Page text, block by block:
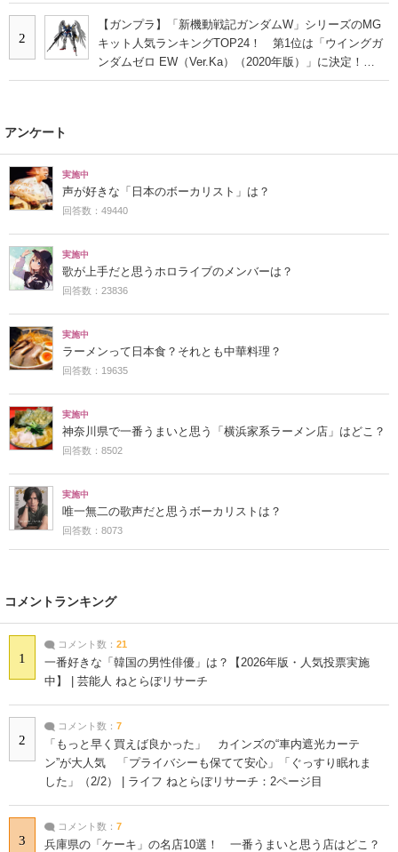
2
【ガンプラ】「新機動戦記ガンダムW」シリーズのMG
キット人気ランキングTOP24！ 第1位は「ウイングガ
ンダムゼロ EW（Ver.Ka）（2020年版）」に決定！
【2021年最新投票結果】
アンケート
実施中
声が好きな「日本のボーカリスト」は？
回答数：49440
実施中
歌が上手だと思うホロライブのメンバーは？
回答数：23836
実施中
ラーメンって日本食？それとも中華料理？
回答数：19635
実施中
神奈川県で一番うまいと思う「横浜家系ラーメン店」はどこ？
回答数：8502
実施中
唯一無二の歌声だと思うボーカリストは？
回答数：8073
コメントランキング
1
コメント数： 21
一番好きな「韓国の男性俳優」は？【2026年版・人気投票実施
中】 | 芸能人 ねとらぼリサーチ
2
コメント数： 7
「もっと早く買えば良かった」 カインズの“車内遮光カーテ
ン”が大人気 「プライバシーも保てて安心」「ぐっすり眠れま
した」（2/2） | ライフ ねとらぼリサーチ：2ページ目
3
コメント数： 7
兵庫県の「ケーキ」の名店10選！ 一番うまいと思う店はどこ？